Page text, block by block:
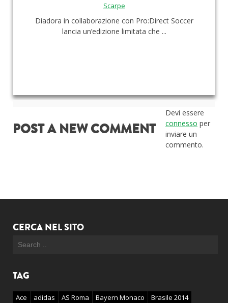
Scarpe
Diadora in collaborazione con Pro:Direct Soccer
lancia un’edizione limitata che ...
POST A NEW COMMENT
Devi essere
connesso per
inviare un
commento.
CERCA NEL SITO
TAG
Ace adidas AS Roma Bayern Monaco
Brasile 2014